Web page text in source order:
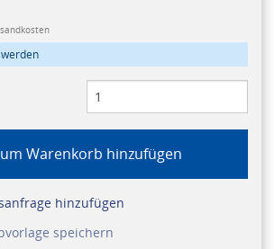
Warenkorb hinzufügen
hinzufügen
speichern